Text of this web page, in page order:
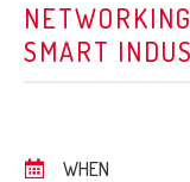
SMART
WHEN